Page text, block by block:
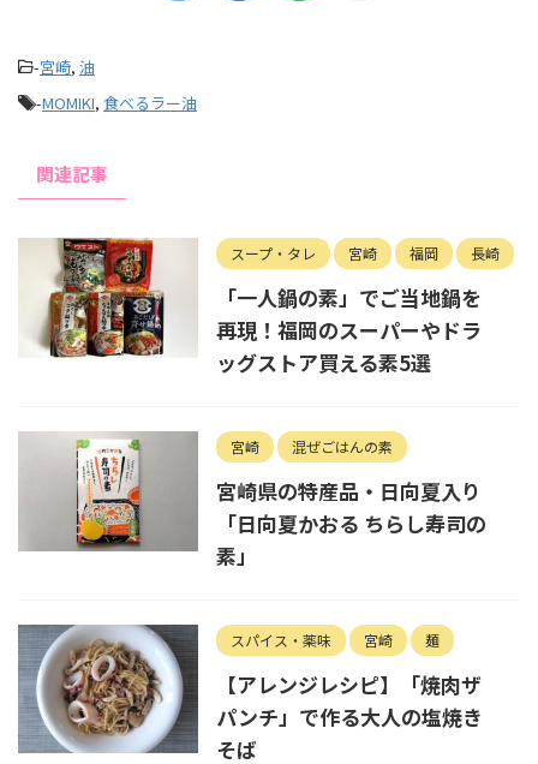
-宮崎, 油
-MOMIKI, 食べるラー油
関連記事
スープ・タレ 宮崎 福岡 長崎
「一人鍋の素」でご当地鍋を
再現！福岡のスーパーやドラ
ッグストア買える素5選
宮崎 混ぜごはんの素
宮崎県の特産品・日向夏入り
「日向夏かおる ちらし寿司の
素」
スパイス・薬味 宮崎 麺
【アレンジレシピ】「焼肉ザ
パンチ」で作る大人の塩焼き
そば